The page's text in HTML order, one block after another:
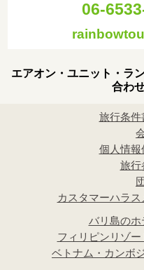
06-
エアオン・ユニット・ラ
合わ
旅行条件
個人情報
旅行
カスタマーハラ
バリ島のホ
フィリピンリゾ
ベトナム・カンボ